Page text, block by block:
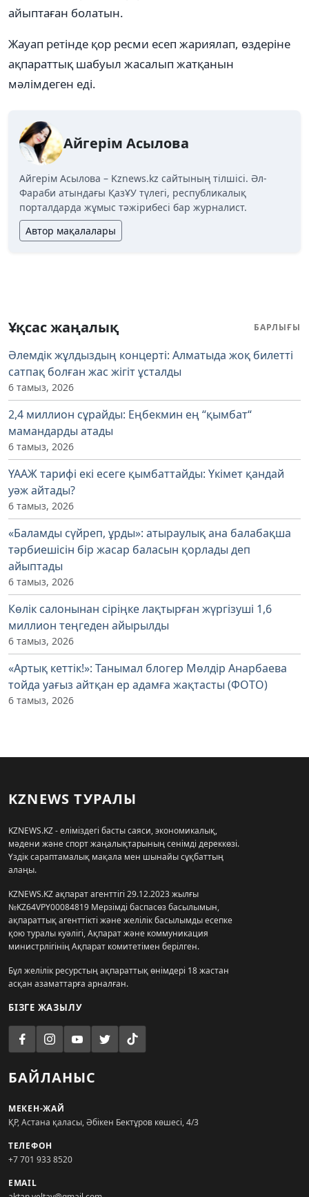
айыптаған болатын.
Жауап ретінде қор ресми есеп жариялап, өздеріне
ақпараттық шабуыл жасалып жатқанын
мәлімдеген еді.
Айгерім Асылова
Айгерім Асылова – Kznews.kz сайтының тілшісі. Әл-
Фараби атындағы ҚазҰУ түлегі, республикалық
порталдарда жұмыс тәжірибесі бар журналист.
Автор мақалалары
Ұқсас жаңалық БАРЛЫҒЫ
Әлемдік жұлдыздың концерті: Алматыда жоқ билетті
сатпақ болған жас жігіт ұсталды
6 тамыз, 2026
2,4 миллион сұрайды: Еңбекмин ең “қымбат“
мамандарды атады
6 тамыз, 2026
ҮААЖ тарифі екі есеге қымбаттайды: Үкімет қандай
уәж айтады?
6 тамыз, 2026
«Баламды сүйреп, ұрды»: атыраулық ана балабақша
тәрбиешісін бір жасар баласын қорлады деп
айыптады
6 тамыз, 2026
Көлік салонынан сіріңке лақтырған жүргізуші 1,6
миллион теңгеден айырылды
6 тамыз, 2026
«Артық кеттік!»: Танымал блогер Мөлдір Анарбаева
тойда уағыз айтқан ер адамға жақтасты (ФОТО)
6 тамыз, 2026
KZNEWS ТУРАЛЫ
KZNEWS.KZ - еліміздегі басты саяси, экономикалық,
мәдени және спорт жаңалықтарының сенімді дереккөзі.
Үздік сараптамалық мақала мен шынайы сұқбаттың
алаңы.
KZNEWS.KZ ақпарат агенттігі 29.12.2023 жылғы
№KZ64VPY00084819 Мерзімді баспасөз басылымын,
ақпараттық агенттікті және желілік басылымды есепке
қою туралы куәлігі, Ақпарат және коммуникация
министрлігінің Ақпарат комитетімен берілген.
Бұл желілік ресурстың ақпараттық өнімдері 18 жастан
асқан азаматтарға арналған.
БІЗГЕ ЖАЗЫЛУ
БАЙЛАНЫС
МЕКЕН-ЖАЙ
ҚР, Астана қаласы, Әбікен Бектұров көшесі, 4/3
ТЕЛЕФОН
+7 701 933 8520
EMAIL